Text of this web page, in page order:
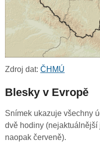
Zdroj dat: ČHMÚ
Blesky v Evropě
Snímek ukazuje všechny
dvě hodiny
naopak červeně).